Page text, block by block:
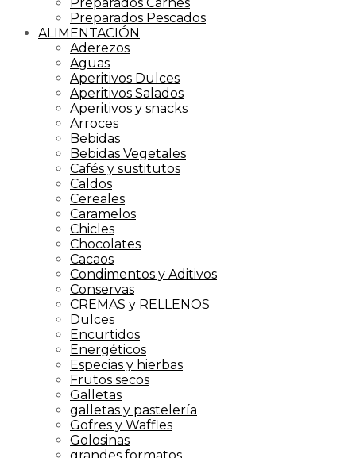
Preparados Pescados
ALIMENTACIÓN
Aderezos
Aguas
Aperitivos Dulces
Aperitivos Salados
Aperitivos y snacks
Arroces
Bebidas
Bebidas Vegetales
Cafés y sustitutos
Caldos
Cereales
Caramelos
Chicles
Chocolates
Cacaos
Condimentos y Aditivos
Conservas
CREMAS y RELLENOS
Dulces
Encurtidos
Energéticos
Especias y hierbas
Frutos secos
Galletas
galletas y pastelería
Gofres y Waffles
Golosinas